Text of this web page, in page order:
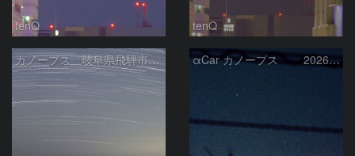
tenQ tenQ
カノープス 岐阜県飛騨市 2026年3月5日 αCar カノープス 2026-3-4